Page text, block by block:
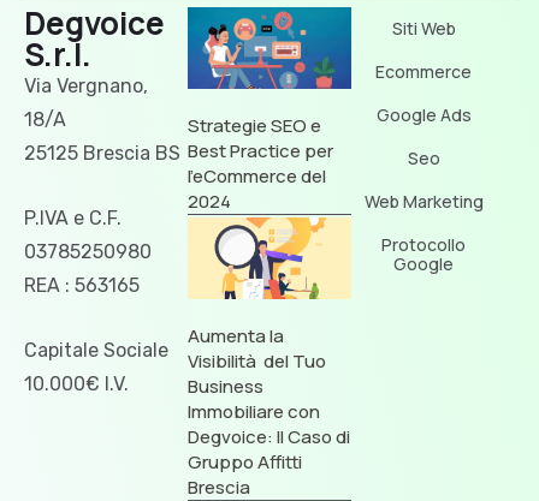
Degvoice
S.r.l.
Via Vergnano,
18/A
25125 Brescia BS
P.IVA e C.F.
03785250980
REA : 563165
Capitale Sociale
10.000€ I.V.
Strategie SEO e
Best Practice per
l’eCommerce del
2024
Aumenta la
Visibilità del Tuo
Business
Immobiliare con
Degvoice: Il Caso di
Gruppo Affitti
Brescia
Siti Web
Ecommerce
Google Ads
Seo
Web Marketing
Protocollo
Google